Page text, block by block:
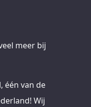
meer bij
één van de
Wij